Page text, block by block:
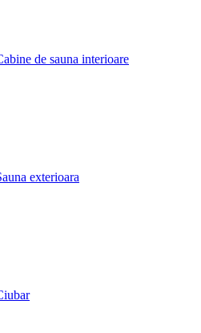
de sauna interioare
exterioara